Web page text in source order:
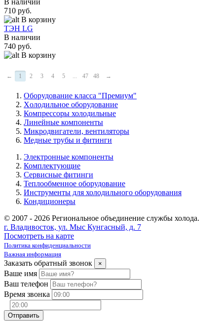
В наличии
710 руб.
В корзину
ТЭН LG
В наличии
740 руб.
В корзину
← 1 2 3 4 5 ... 47 48 →
Оборудование класса "Премиум"
Xолодильное оборудование
Компрессоры холодильные
Линейные компоненты
Микродвигатели, вентиляторы
Медные трубы и фитинги
Электронные компоненты
Комплектующие
Сервисные фитинги
Теплообменное оборудование
Инструменты для холодильного оборудования
Кондиционеры
© 2007 - 2026 Региональное объединение службы холода.
г. Владивосток, ул. Мыс Кунгасный, д. 7
Посмотреть на карте
Политика конфиденциальности
Важная информация
Заказать обратный звонок ×
Ваше имя
Ваш телефон
Время звонка